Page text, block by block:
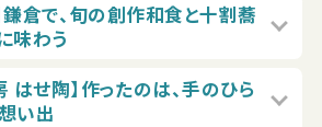
鎌倉で、旬の創作和食と十割蕎
味わう
はせ陶】作ったのは、手のひら
い出